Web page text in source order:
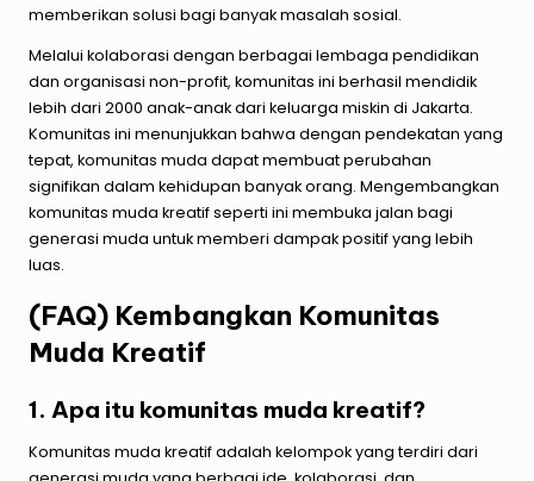
memberikan solusi bagi banyak masalah sosial.
Melalui kolaborasi dengan berbagai lembaga pendidikan
dan organisasi non-profit, komunitas ini berhasil mendidik
lebih dari 2000 anak-anak dari keluarga miskin di Jakarta.
Komunitas ini menunjukkan bahwa dengan pendekatan yang
tepat, komunitas muda dapat membuat perubahan
signifikan dalam kehidupan banyak orang. Mengembangkan
komunitas muda kreatif seperti ini membuka jalan bagi
generasi muda untuk memberi dampak positif yang lebih
luas.
(FAQ) Kembangkan Komunitas
Muda Kreatif
1. Apa itu komunitas muda kreatif?
Komunitas muda kreatif adalah kelompok yang terdiri dari